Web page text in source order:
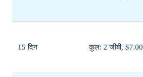
15 दिन कुल: 2 जीबी, $7.00